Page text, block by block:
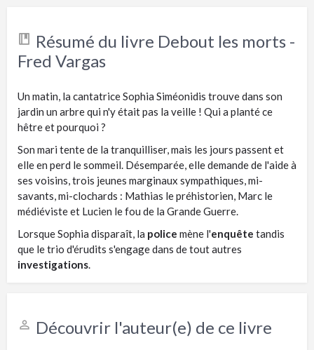
Résumé du livre Debout les morts -
Fred Vargas
Un matin, la cantatrice Sophia Siméonidis trouve dans son
jardin un arbre qui n'y était pas la veille ! Qui a planté ce
hêtre et pourquoi ?
Son mari tente de la tranquilliser, mais les jours passent et
elle en perd le sommeil. Désemparée, elle demande de l'aide à
ses voisins, trois jeunes marginaux sympathiques, mi-
savants, mi-clochards : Mathias le préhistorien, Marc le
médiéviste et Lucien le fou de la Grande Guerre.
Lorsque Sophia disparaît, la police mène l'enquête tandis
que le trio d'érudits s'engage dans de tout autres
investigations
Découvrir l'auteur(e) de ce livre